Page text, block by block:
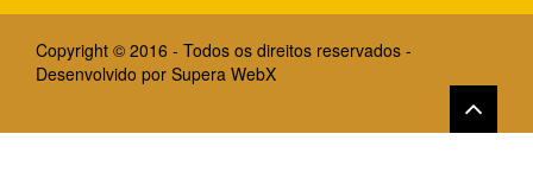
Copyright © 2016 - Todos os direitos reservados -
Desenvolvido por Supera WebX